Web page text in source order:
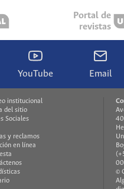
Portal de
revistas
YouTube Email
institucional
del sitio
Sociales
y reclamos
en línea
©